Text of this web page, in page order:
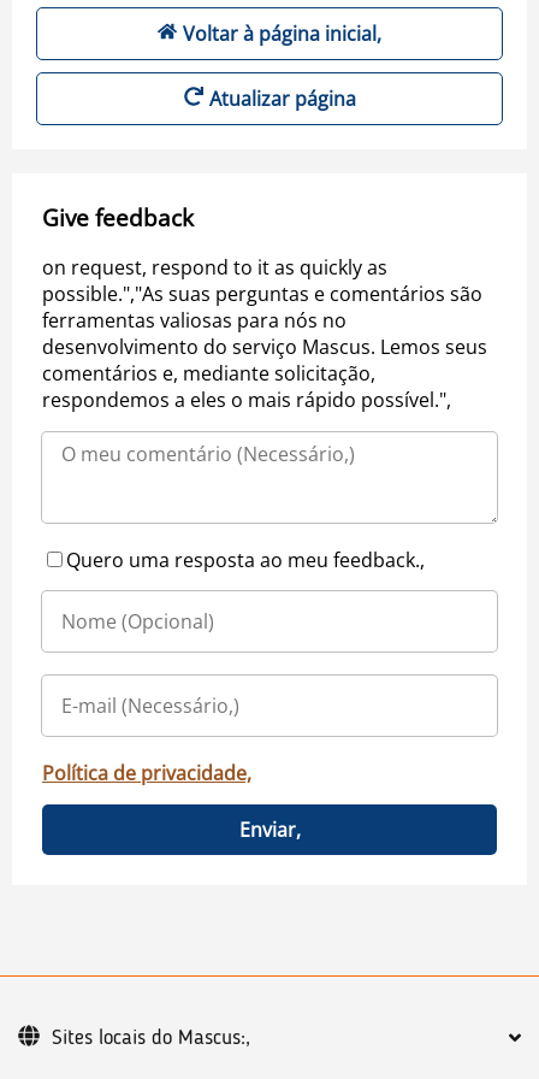
Voltar à página inicial,
Atualizar página
Give feedback
on request, respond to it as quickly as
possible.","As suas perguntas e comentários são
ferramentas valiosas para nós no
desenvolvimento do serviço Mascus. Lemos seus
comentários e, mediante solicitação,
respondemos a eles o mais rápido possível.",
Quero uma resposta ao meu feedback.,
Política de privacidade,
Enviar,
Sites locais do Mascus:,